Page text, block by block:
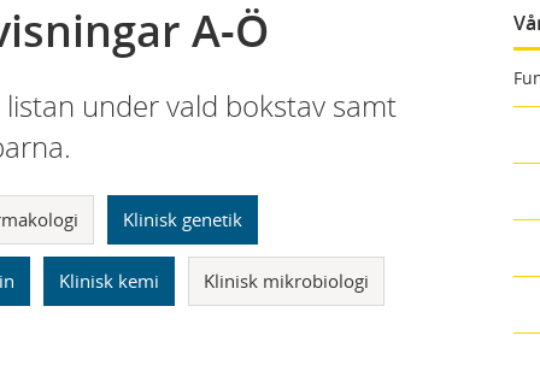
A-Ö
under vald bokstav samt
Klinisk genetik
Klinisk kemi Klinisk mikrobiologi